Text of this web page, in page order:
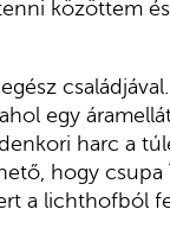
közöttem
egy
harc a
hogy csupa
a lichthofból